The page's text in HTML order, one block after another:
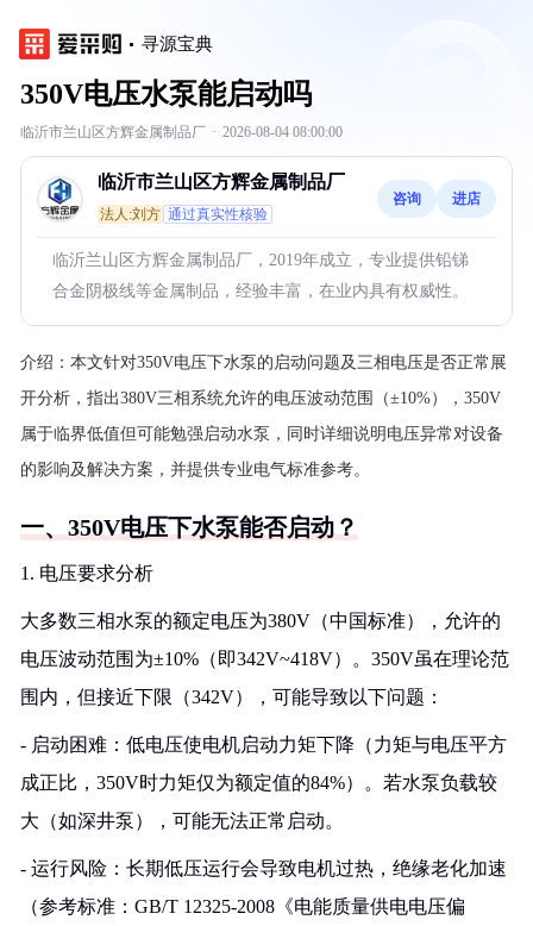
寻源宝典
350V电压水泵能启动吗
临沂市兰山区方辉金属制品厂 · 2026-08-04 08:00:00
临沂市兰山区方辉金属制品厂
法人:刘方 通过真实性核验
咨询 进店
临沂兰山区方辉金属制品厂，2019年成立，专业提供铅锑
合金阴极线等金属制品，经验丰富，在业内具有权威性。
介绍： 本文针对350V电压下水泵的启动问题及三相电压是否正常展
开分析，指出380V三相系统允许的电压波动范围（±10%），350V
属于临界低值但可能勉强启动水泵，同时详细说明电压异常对设备
的影响及解决方案，并提供专业电气标准参考。
一、350V电压下水泵能否启动？
1. 电压要求分析
大多数三相水泵的额定电压为380V（中国标准），允许的
电压波动范围为±10%（即342V~418V）。350V虽在理论范
围内，但接近下限（342V），可能导致以下问题：
- 启动困难：低电压使电机启动力矩下降（力矩与电压平方
成正比，350V时力矩仅为额定值的84%）。若水泵负载较
大（如深井泵），可能无法正常启动。
- 运行风险：长期低压运行会导致电机过热，绝缘老化加速
（参考标准：GB/T 12325-2008《电能质量供电电压偏